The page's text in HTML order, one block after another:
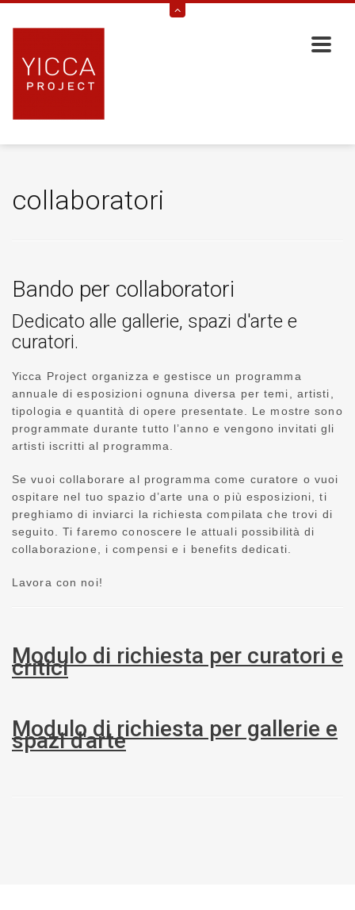
collaboratori
Bando per collaboratori
Dedicato alle gallerie, spazi d'arte e
curatori.
Yicca Project organizza e gestisce un programma
annuale di esposizioni ognuna diversa per temi, artisti,
tipologia e quantità di opere presentate. Le mostre sono
programmate durante tutto l’anno e vengono invitati gli
artisti iscritti al programma.
Se vuoi collaborare al programma come curatore o vuoi
ospitare nel tuo spazio d’arte una o più esposizioni, ti
preghiamo di inviarci la richiesta compilata che trovi di
seguito. Ti faremo conoscere le attuali possibilità di
collaborazione, i compensi e i benefits dedicati.
Lavora con noi!
Modulo di richiesta per curatori e
critici
Modulo di richiesta per gallerie e
spazi d'arte